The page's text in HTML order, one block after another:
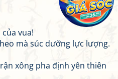
vua!
mà súc dưỡng lực lượng.
xông pha định yên thiên